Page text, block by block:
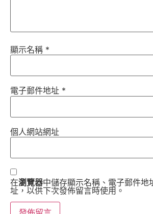
顯示名稱 *
電子郵件地址 *
個人網站網址
在瀏覽器中儲存顯示名稱、電子郵件地
址，以供下次發佈留言時使用。